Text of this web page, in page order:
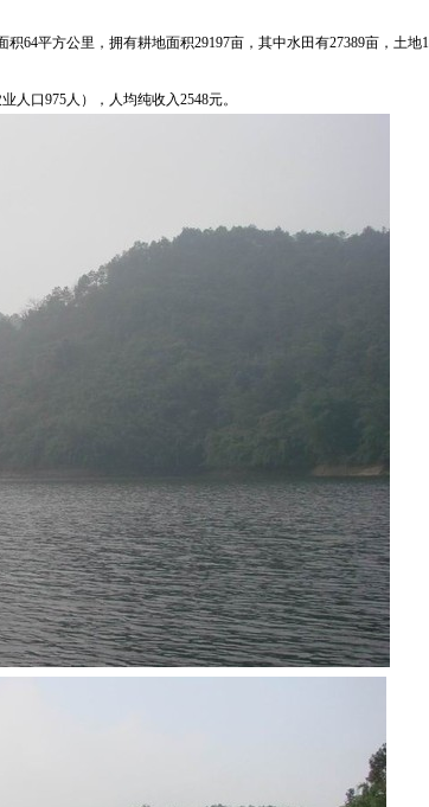
64平方公里，拥有耕地面积29197亩，其中水田有27389亩，土地
口975人），人均纯收入2548元。